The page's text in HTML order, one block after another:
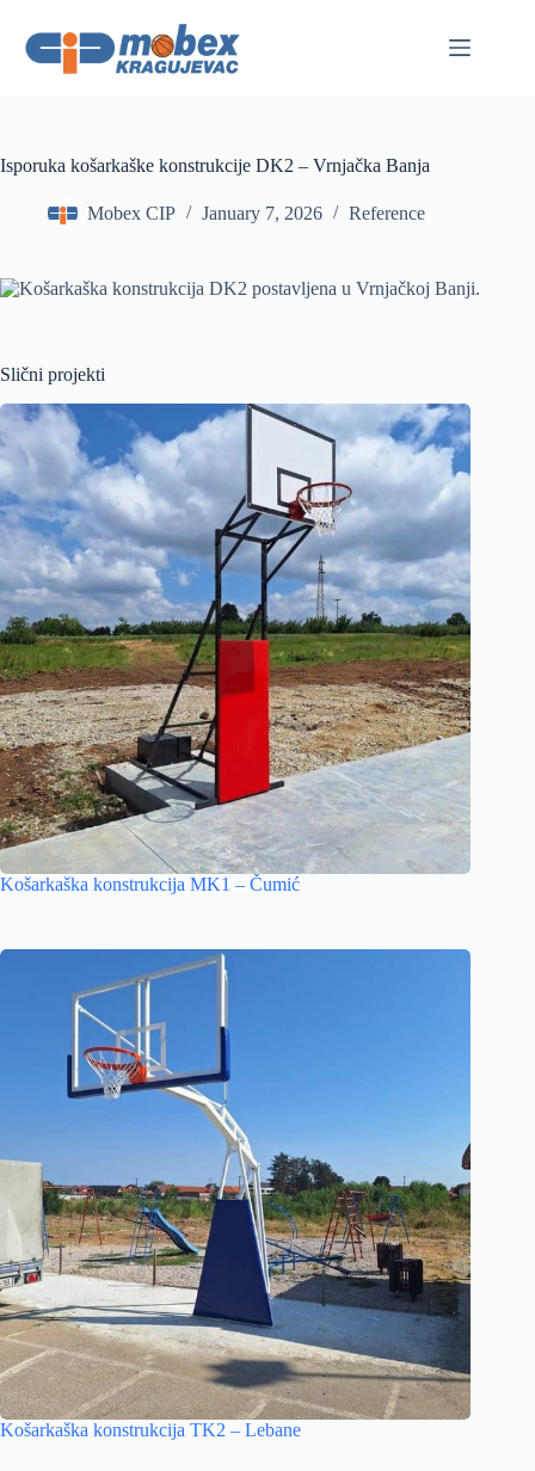
content
Isporuka košarkaške konstrukcije DK2 – Vrnjačka Banja
Mobex CIP January 7, 2026 Reference
Slični projekti
Košarkaška konstrukcija MK1 – Čumić
Košarkaška konstrukcija TK2 – Lebane